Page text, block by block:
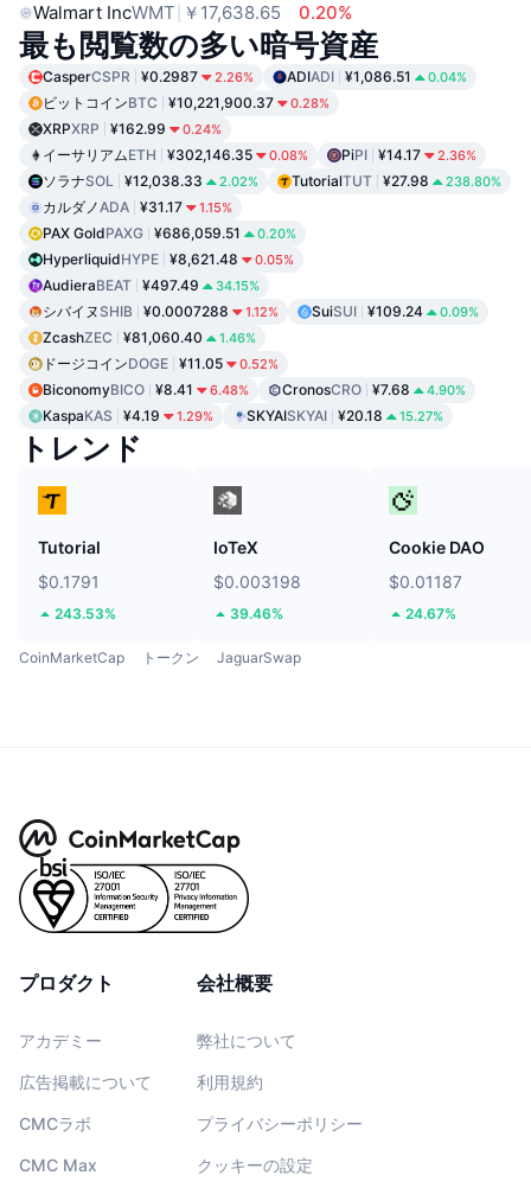
Walmart IncWMT ￥17,638.65 0.20%
最も閲覧数の多い暗号資産
CasperCSPR ¥0.2987 2.26% ADIADI ¥1,086.51 0.04%
ビットコインBTC ¥10,221,900.37 0.28%
XRPXRP ¥162.99 0.24%
イーサリアムETH ¥302,146.35 0.08% PiPI ¥14.17 2.36%
ソラナSOL ¥12,038.33 2.02% TutorialTUT ¥27.98 238.80%
カルダノADA ¥31.17 1.15%
PAX GoldPAXG ¥686,059.51 0.20%
HyperliquidHYPE ¥8,621.48 0.05%
AudieraBEAT ¥497.49 34.15%
シバイヌ SHIB ¥0.0007288 1.12% SuiSUI ¥109.24 0.09%
ZcashZEC ¥81,060.40 1.46%
ドージコインDOGE ¥11.05 0.52%
BiconomyBICO ¥8.41 6.48% CronosCRO ¥7.68 4.90%
KaspaKAS ¥4.19 1.29% SKYAISKYAI ¥20.18 15.27%
トレンド
Tutorial
$0.1791
243.53%
IoTeX
$0.003198
39.46%
Cookie DAO
$0.01187
24.67%
CoinMarketCap トークン JaguarSwap
プロダクト
アカデミー
広告掲載について
CMCラボ
CMC Max
会社概要
弊社について
利用規約
プライバシーポリシー
クッキーの設定